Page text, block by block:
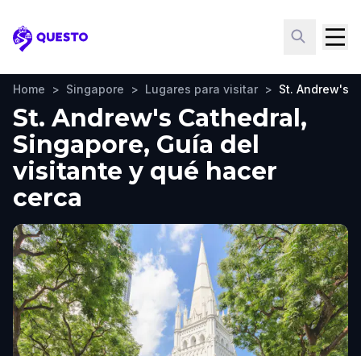
Questo
Home > Singapore > Lugares para visitar > St. Andrew's
St. Andrew's Cathedral,
Singapore, Guía del
visitante y qué hacer
cerca